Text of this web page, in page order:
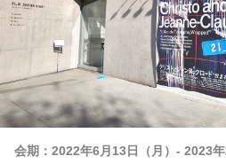
会期：2022年6月13日（月）- 2023年